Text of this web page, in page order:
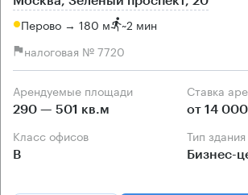
Перово → 180 м ~2 мин
налоговая № 7720
Арендуемые площади
290 — 501 кв.м
Ставка
от 14
Класс офисов
B
Тип здания
Бизнес-